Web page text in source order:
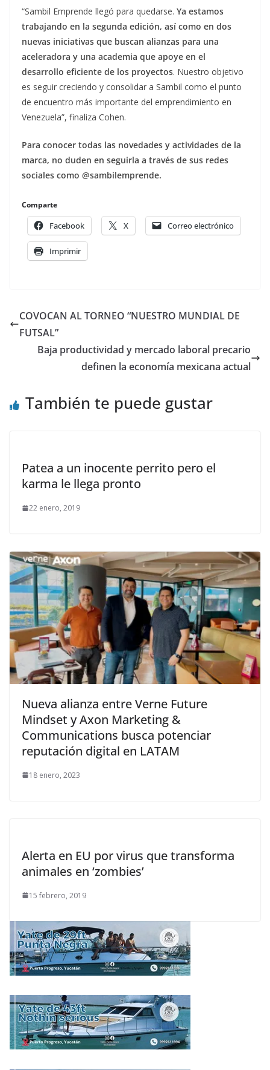
“Sambil Emprende llegó para quedarse. Ya estamos
trabajando en la segunda edición, así como en dos
nuevas iniciativas que buscan alianzas para una
aceleradora y una academia que apoye en el
desarrollo eficiente de los proyectos. Nuestro objetivo
es seguir creciendo y consolidar a Sambil como el punto
de encuentro más importante del emprendimiento en
Venezuela”, finaliza Cohen.
Para conocer todas las novedades y actividades de la
marca, no duden en seguirla a través de sus redes
sociales como @sambilemprende.
Comparte
Facebook X Correo electrónico
Imprimir
COVOCAN AL TORNEO “NUESTRO MUNDIAL DE
FUTSAL”
Baja productividad y mercado laboral precario
definen la economía mexicana actual
También te puede gustar
Patea a un inocente perrito pero el
karma le llega pronto
22 enero, 2019
Nueva alianza entre Verne Future
Mindset y Axon Marketing &
Communications busca potenciar
reputación digital en LATAM
18 enero, 2023
Alerta en EU por virus que transforma
animales en ‘zombies’
15 febrero, 2019